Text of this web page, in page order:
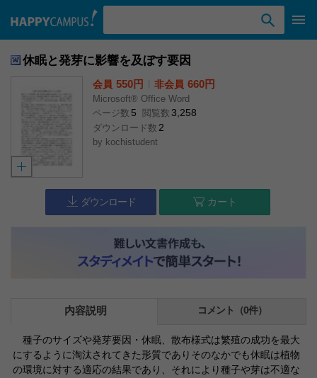
休眠と発芽に影響を及ぼす要因
会員 550円 非会員 660円
Microsoft® Office Word
ページ数 5 閲覧数 3,258
ダウンロード数 2
by kochistudent
ダウンロード カート
内容説明 コメント（0件）
種子のサイズや発芽要因・休眠、散布様式は繁殖の成功を最大
にするように淘汰されてきた形質でありそのなかでも休眠は植物
の環境に対する適応の結果であり、それにより種子や芽は不適な